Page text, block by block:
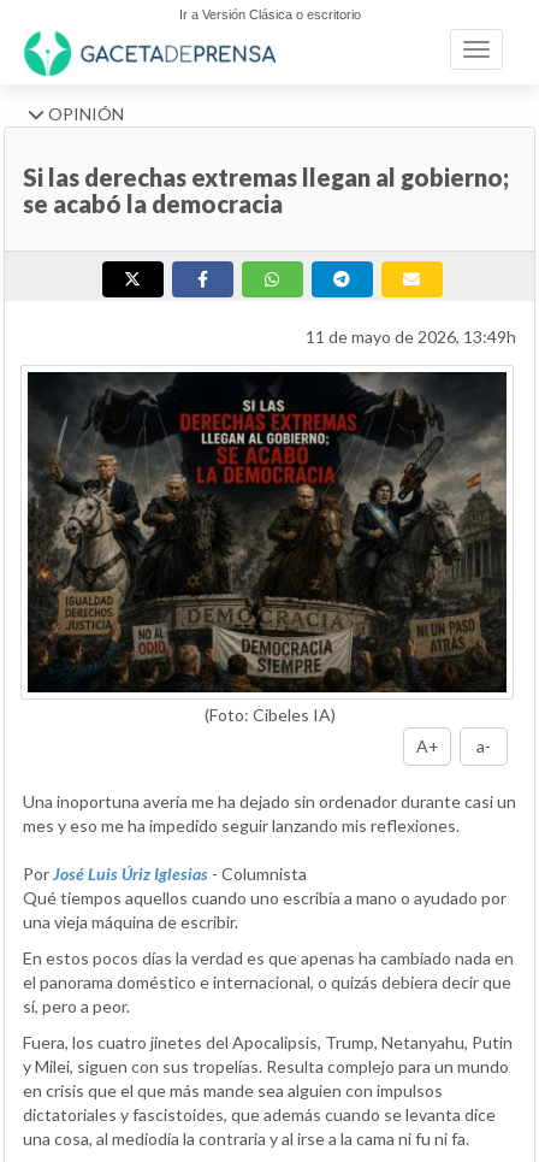
Ir a Versión Clásica o escritorio
Toggle
OPINIÓN
Si las derechas extremas llegan al gobierno;
se acabó la democracia
11 de mayo de 2026, 13:49h
(Foto: Cibeles IA)
A+
a-
Una inoportuna avería me ha dejado sin ordenador durante casi un
mes y eso me ha impedido seguir lanzando mis reflexiones.
PorJosé Luis Úriz Iglesias - Columnista
Qué tiempos aquellos cuando uno escribía a mano o ayudado por
una vieja máquina de escribir.
En estos pocos días la verdad es que apenas ha cambiado nada en
el panorama doméstico e internacional, o quizás debiera decir que
sí, pero a peor.
Fuera, los cuatro jinetes del Apocalipsis, Trump, Netanyahu, Putin
y Milei, siguen con sus tropelías. Resulta complejo para un mundo
en crisis que el que más mande sea alguien con impulsos
dictatoriales y fascistoides, que además cuando se levanta dice
una cosa, al mediodía la contraria y al irse a la cama ni fu ni fa.